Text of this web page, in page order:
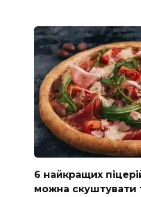
6 найкращих
можна скуштувати